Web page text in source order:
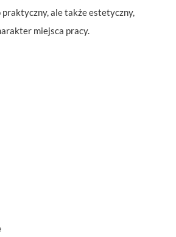
ale także estetyczny,
miejsca pracy.